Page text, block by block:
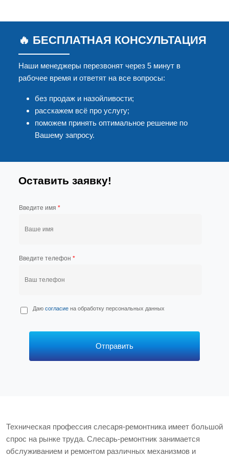
🔥 БЕСПЛАТНАЯ КОНСУЛЬТАЦИЯ
Наши менеджеры перезвонят через 5 минут в
рабочее время и ответят на все вопросы:
без продаж и назойливости;
расскажем всё про услугу;
поможем принять оптимальное решение по
Вашему запросу.
Оставить заявку!
Введите имя *
Введите телефон *
П
е
Даю согласиена обработку персональных данных
Отправить
Техническая профессия слесаря-ремонтника имеет большой
спрос на рынке труда. Слесарь-ремонтник занимается
обслуживанием и ремонтом различных механизмов и